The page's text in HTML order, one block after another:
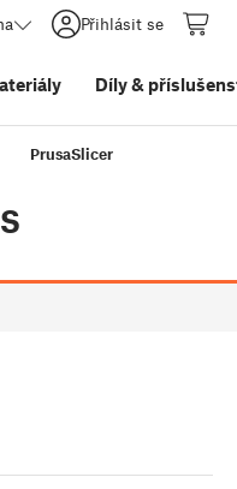
Přihlásit se
Díly&
PrusaSlicer